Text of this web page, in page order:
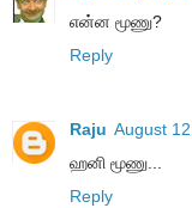
என்ன மூணு?
Reply
Raju August
ஹனி மூணு...
Reply